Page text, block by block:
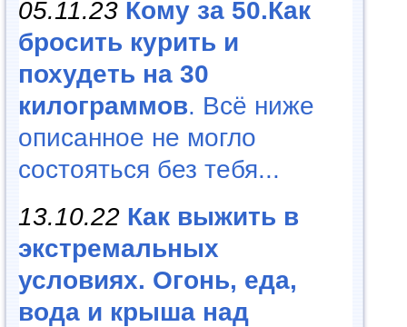
05.11.23 Кому за 50.Как
бросить курить и
похудеть на 30
килограммов. Всё ниже
описанное не могло
состояться без тебя...
13.10.22 Как выжить в
экстремальных
условиях. Огонь, еда,
вода и крыша над